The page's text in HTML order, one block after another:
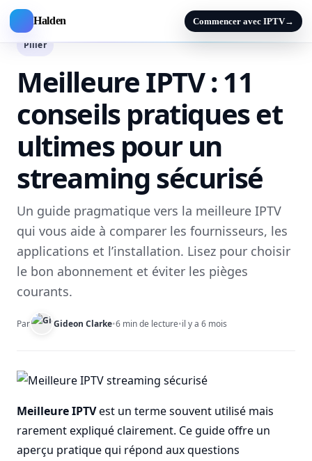
Halden Commencer avec IPTV→
Pilier
Meilleure IPTV : 11
conseils pratiques et
ultimes pour un
streaming sécurisé
Un guide pragmatique vers la meilleure IPTV
qui vous aide à comparer les fournisseurs, les
applications et l’installation. Lisez pour choisir
le bon abonnement et éviter les pièges
courants.
Par Gideon Clarke•6 min de lecture•il y a 6 mois
Meilleure IPTVest un terme souvent utilisé mais
rarement expliqué clairement. Ce guide offre un
aperçu pratique qui répond aux questions